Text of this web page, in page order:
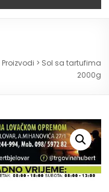
Proizvodi > Sol sa tartufima
2000g